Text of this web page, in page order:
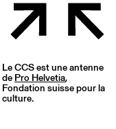
Le CCS est une antenne
de Pro Helvetia,
Fondation suisse pour la
culture.